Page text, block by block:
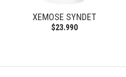
XEMOSE SYNDET
$23.990